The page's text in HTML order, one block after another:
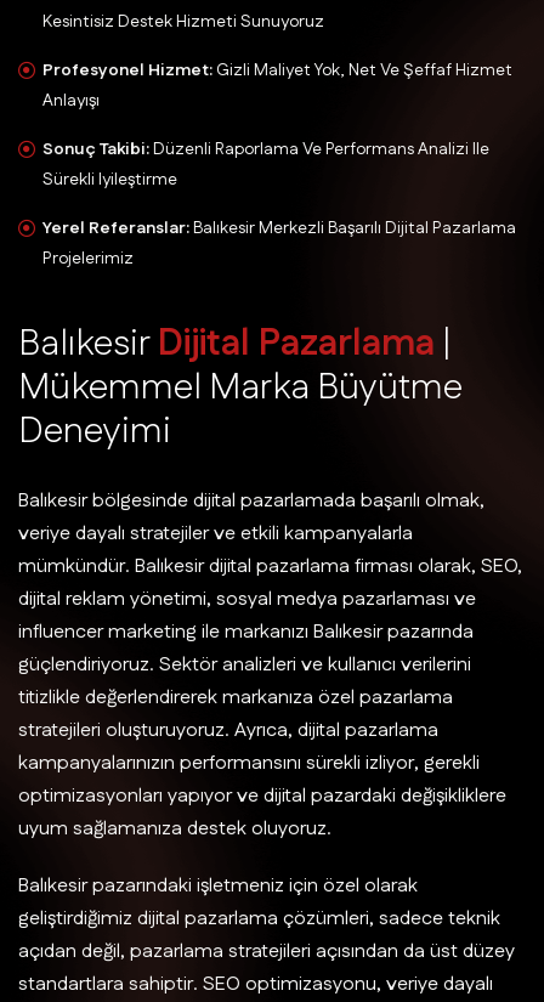
Kesintisiz Destek Hizmeti Sunuyoruz
Profesyonel Hizmet: Gizli Maliyet Yok, Net Ve Şeffaf Hizmet
Anlayışı
Sonuç Takibi:Düzenli Raporlama Ve Performans Analizi Ile
Sürekli Iyileştirme
Yerel Referanslar:Balıkesir Merkezli Başarılı Dijital Pazarlama
Projelerimiz
BalıkesirDijital Pazarlama |
Mükemmel Marka Büyütme
Deneyimi
Balıkesir bölgesinde dijital pazarlamada başarılı olmak,
veriye dayalı stratejiler ve etkili kampanyalarla
mümkündür. Balıkesir dijital pazarlama firması olarak, SEO,
dijital reklam yönetimi, sosyal medya pazarlaması ve
influencer marketing ile markanızı Balıkesir pazarında
güçlendiriyoruz. Sektör analizleri ve kullanıcı verilerini
titizlikle değerlendirerek markanıza özel pazarlama
stratejileri oluşturuyoruz. Ayrıca, dijital pazarlama
kampanyalarınızın performansını sürekli izliyor, gerekli
optimizasyonları yapıyor ve dijital pazardaki değişikliklere
uyum sağlamanıza destek oluyoruz.
Balıkesir pazarındaki işletmeniz için özel olarak
geliştirdiğimiz dijital pazarlama çözümleri, sadece teknik
açıdan değil, pazarlama stratejileri açısından da üst düzey
standartlara sahiptir. SEO optimizasyonu, veriye dayalı